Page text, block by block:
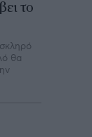
το
θα